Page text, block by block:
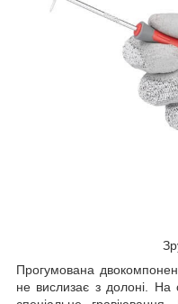
Прогумована
не вислизає з долоні. На